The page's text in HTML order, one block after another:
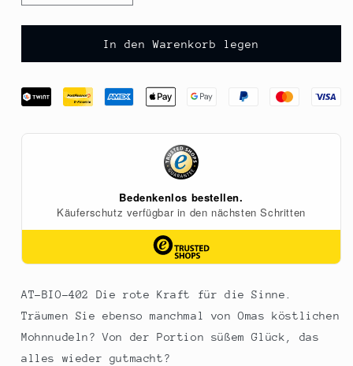
die
Menge
Mohnöl,
Fandler,
BIO,
die
Menge
für
Mohnöl,
Fandler,
BIO,
In den Warenkorb legen
AT-BIO-402 Die rote Kraft für die Sinne.
Träumen Sie ebenso manchmal von Omas köstlichen
Mohnnudeln? Von der Portion süßem Glück, das
alles wieder gutmacht?